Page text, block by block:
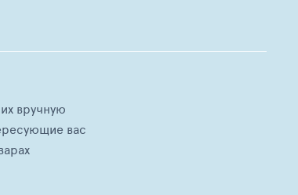
вручную
вас